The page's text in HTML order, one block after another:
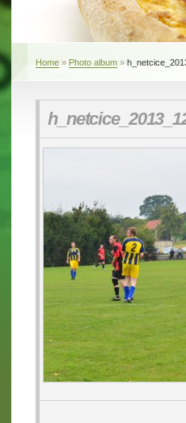
Home » Photo album »